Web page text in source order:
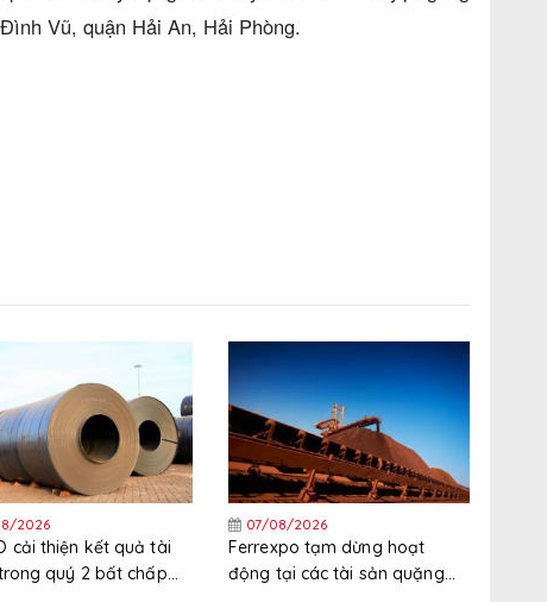
Vũ, quận Hải An, Hải Phòng.
2026
cải thiện kết quả tài
quý 2 bất chấp
07/08/2026
Ferrexpo tạm dừng hoạt
động tại các tài sản quặng